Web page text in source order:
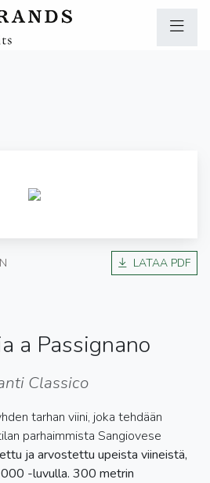
LATAA PDF
a Passignano
Classico
tarhan viini, joka tehdään
parhaimmista Sangiovese
ja arvostettu upeista viineistä,
-luvulla. 300 metrin